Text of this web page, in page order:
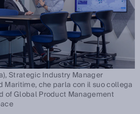
Strategic Industry Manager
Maritime, che parla con il suo collega
of Global Product Management